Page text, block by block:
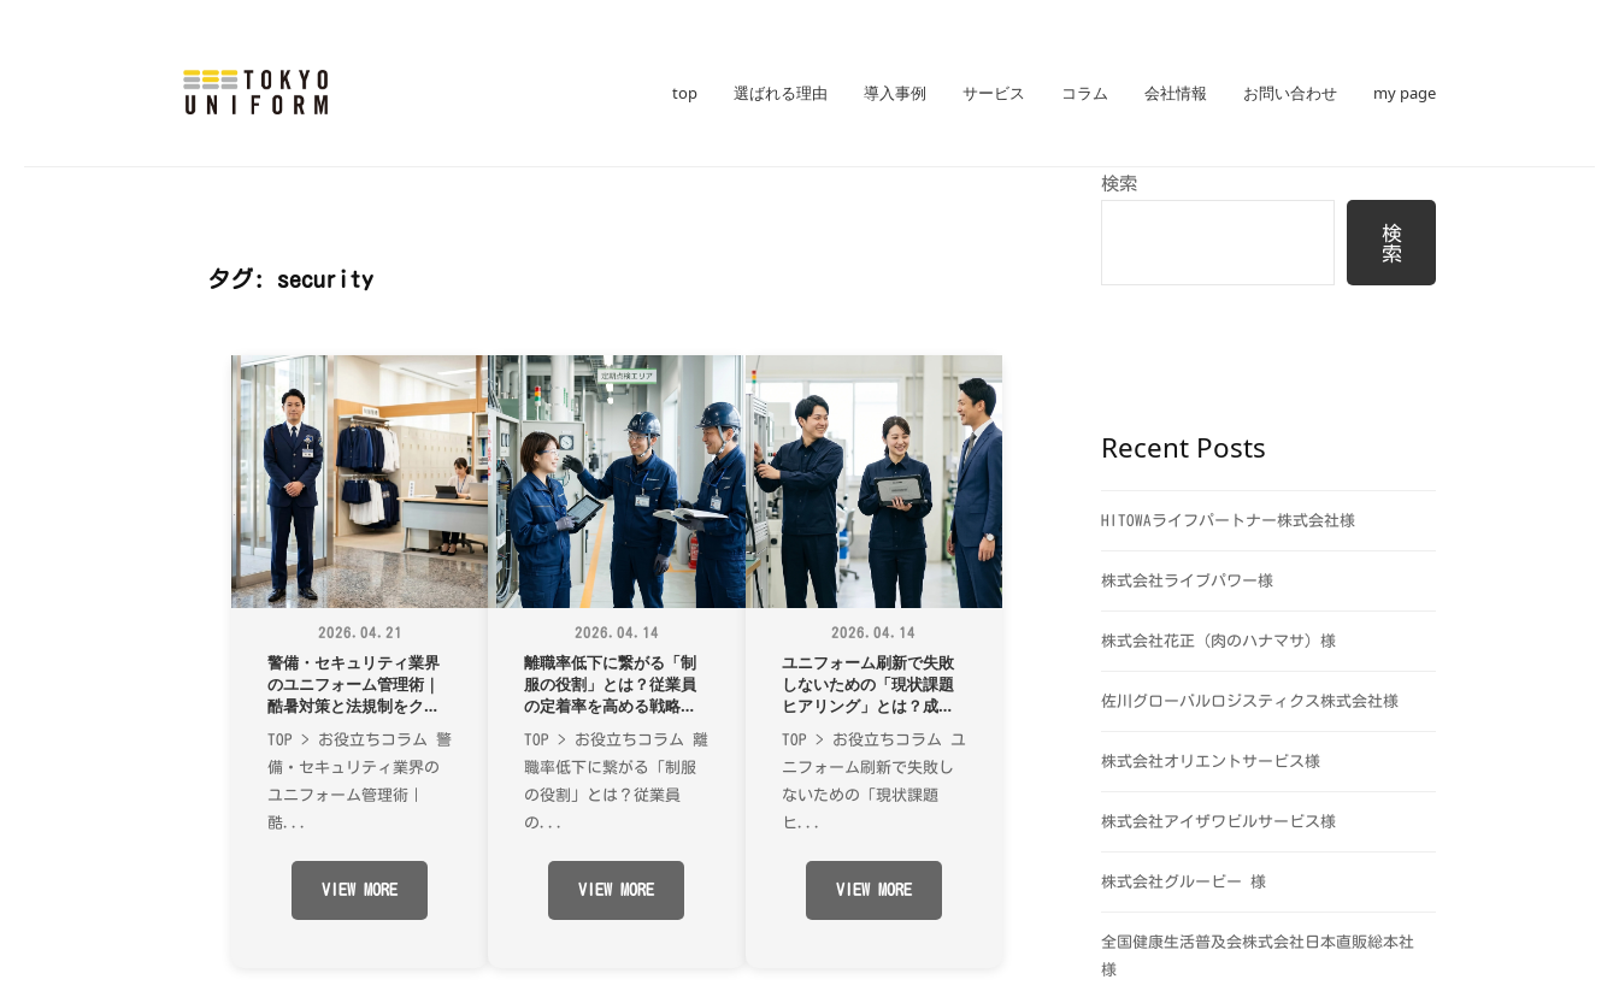
top 選ばれる理由 導入事例 サービス コラム 会社情報 お問い合わせ my page
タグ: security
2026.04.21
警備・セキュリティ業界
のユニフォーム管理術｜
酷暑対策と法規制をクリ
アする「攻め」の運用戦
略
TOP > お役立ちコラム 警
備・セキュリティ業界の
ユニフォーム管理術｜
酷...
VIEW MORE
2026.04.14
離職率低下に繋がる「制
服の役割」とは？従業員
の定着率を高める戦略的
投資の秘訣
TOP > お役立ちコラム 離
職率低下に繋がる「制服
の役割」とは？従業員
の...
VIEW MORE
2026.04.14
ユニフォーム刷新で失敗
しないための「現状課題
ヒアリング」とは？成果
を最大化する戦略的ステ
ップを徹底解説
TOP > お役立ちコラム ユ
ニフォーム刷新で失敗し
ないための「現状課題
ヒ...
VIEW MORE
検索
検
索
Recent Posts
HITOWAライフパートナー株式会社様
株式会社ライブパワー様
株式会社花正（肉のハナマサ）様
佐川グローバルロジスティクス株式会社様
株式会社オリエントサービス様
株式会社アイザワビルサービス様
株式会社グルービー 様
全国健康生活普及会株式会社日本直販総本社
様
社
東